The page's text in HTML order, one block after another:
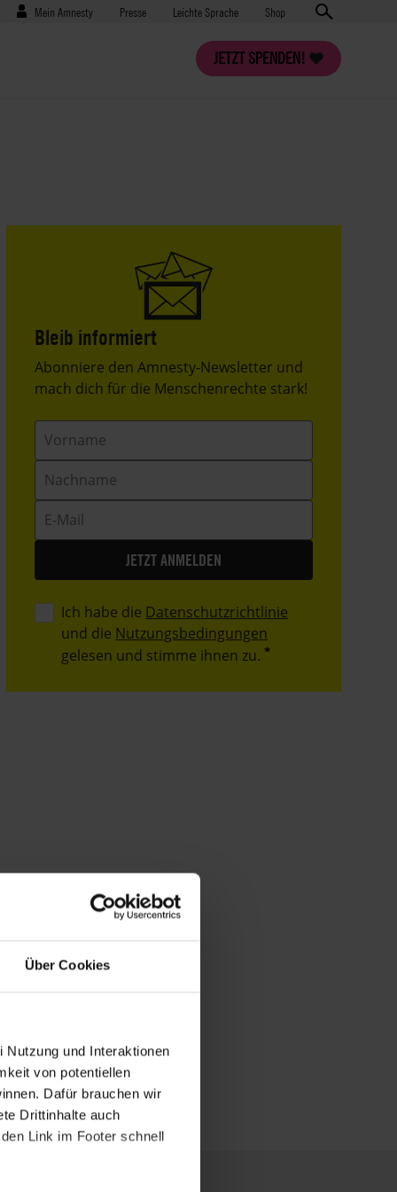
Über Cookies
Nutzung und Interaktionen
von potentiellen
Dafür brauchen wir
Drittinhalte auch
Link im Footer schnell
Benutzermenü
Mein Amnesty Presse
Presse Leichte Sprache Shop
JETZT SPENDEN!
Bleib informiert
Header
Text
Abonniere den Amnesty-Newsletter und
mach dich für die Menschenrechte stark!
Vorname
Nachname
E-
Mail
Ich habe die Datenschutzrichtlinie
und die Nutzungsbedingungen
gelesen und stimme ihnen zu.